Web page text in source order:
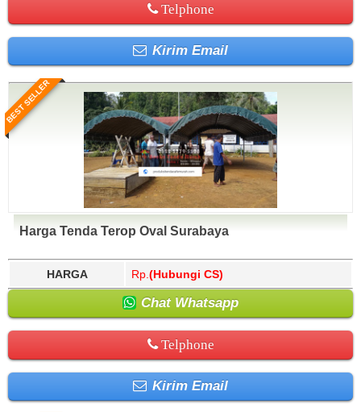
Telphone
Kirim Email
BEST SELLER
Harga Tenda Terop Oval Surabaya
HARGA Rp. (Hubungi CS)
Chat Whatsapp
Telphone
Kirim Email